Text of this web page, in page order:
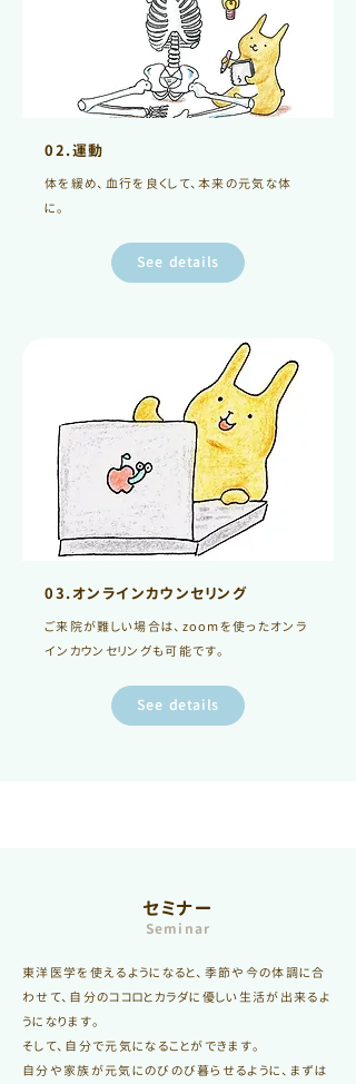
02.運動
体を緩め、血行を良くして、本来の元気な体
に。
See details
03.オンラインカウンセリング
ご来院が難しい場合は、zoomを使ったオンラ
インカウンセリングも可能です。
See details
セミナー
Seminar
東洋医学を使えるようになると、季節や今の体調に合
わせて、自分のココロとカラダに優しい生活が出来るよ
うになります。
そして、自分で元気になることができます。
自分や家族が元気にのびのび暮らせるように、まずは